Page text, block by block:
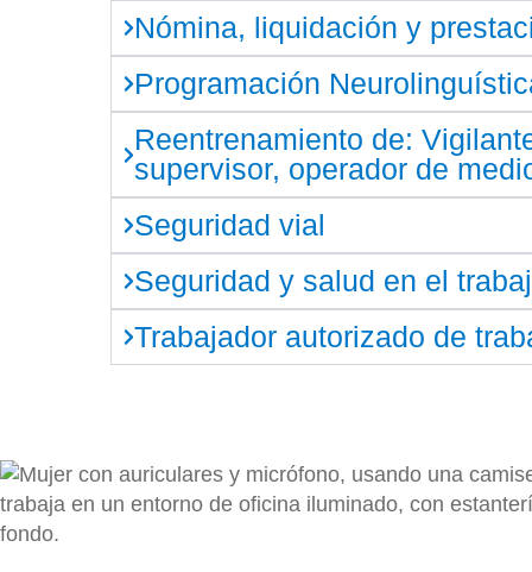
Nómina, liquidación y
Programación
Reentrenamiento de:
supervisor, operador de
Seguridad vial
Seguridad y salud en el
Trabajador autorizado de